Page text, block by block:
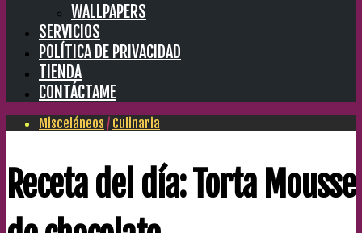
WALLPAPERS
SERVICIOS
POLÍTICA DE PRIVACIDAD
TIENDA
CONTÁCTAME
Misceláneos / Culinaria
Receta del día: Torta Mousse